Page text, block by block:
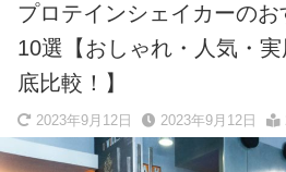
プロテインシェイカーの
10選【おしゃれ・人気・
底比較！】
2023年9月12日 2023年9月12日